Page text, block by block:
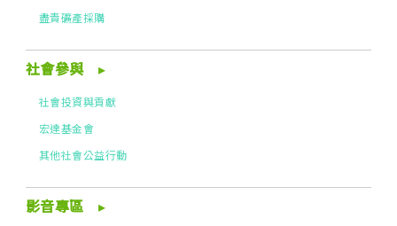
盡責礦產採購
社會參與
社會投資與貢獻
宏達基金會
其他社會公益行動
影音專區